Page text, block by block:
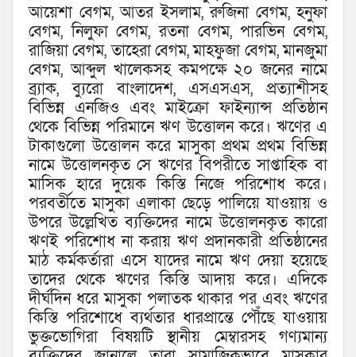
আয়েশা বেগম, আতর ইসলাম, রুজিনা বেগম, হনুফা
বেগম, নিলুফা বেগম, রতনা বেগম, পারভিন বেগম,
রাজিয়া বেগম, তাহেরা বেগম, মাহফুজা বেগম, মানজুমা
বেগম, আব্দুল খালেকসহ কমপক্ষে ২০ জনের নামে
ব্র্যাক, ব্যুরো বাংলাদেশ, এসএসএস, প্রত্যাশীসহ
বিভিন্ন এনজিও এবং মাইক্রো ফাইন্যান্স প্রতিষ্ঠান
থেকে বিভিন্ন পরিমানে ঋণ উত্তোলন করে। ঋণের এ
টাকাগুলো উত্তোলন করে মাসুকা প্রথম প্রথম বিভিন্ন
নামে উত্তোলনকৃত সে ঋণের বিপরীতে সাপ্তাহিক বা
মাসিক হারে দুয়েক কিস্তি নিজে পরিশোধ করে।
পরবর্তীতে মাসুকা এলাকা ছেড়ে পালিয়ে যাওয়ায় ও
উপরে উল্লেখিত ব্যক্তিদের নামে উত্তোলনকৃত কারো
ঋণই পরিশোধ না করায় ঋণ প্রদানকারী প্রতিষ্ঠানের
মাঠ কর্মকর্তারা এসে যাদের নামে ঋণ দেয়া হয়েছে
তাদের থেকে ঋণের কিস্তি আদায় করে। এদিকে
দীর্ঘদিন ধরে মাসুকা পলাতক থাকার পর এবং ঋণের
কিস্তি পরিশোধে ব্যর্থতার ধারপ্রান্তে পৌঁছে যাওয়ায়
ভুক্তভোগিরা বিষয়টি স্থানীয় মেম্বারসহ গণ্যমান্য